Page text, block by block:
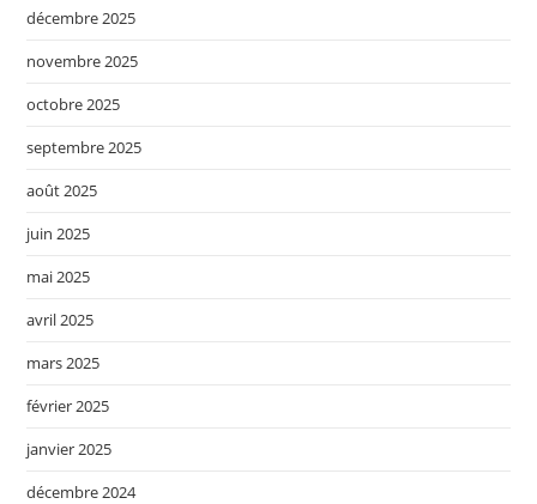
décembre 2025
novembre 2025
octobre 2025
septembre 2025
août 2025
juin 2025
mai 2025
avril 2025
mars 2025
février 2025
janvier 2025
décembre 2024